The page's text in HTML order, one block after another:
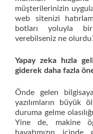
müşterilerinizin
web sitenizi
botları yoluyla
verebilseniz ne
Yapay zeka hızla
giderek daha fazla
Önde gelen
yazılımların büyük
duruma gelme
Yine de, makine
hayatımızın